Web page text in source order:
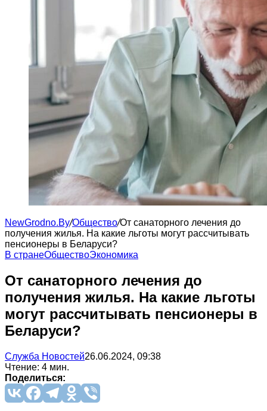
NewGrodno.By/Общество/От санаторного лечения до
получения жилья. На какие льготы могут рассчитывать
пенсионеры в Беларуси?
В странеОбществоЭкономика
От санаторного лечения до
получения жилья. На какие льготы
могут рассчитывать пенсионеры в
Беларуси?
Служба Новостей26.06.2024, 09:38
Чтение: 4 мин.
Поделиться: